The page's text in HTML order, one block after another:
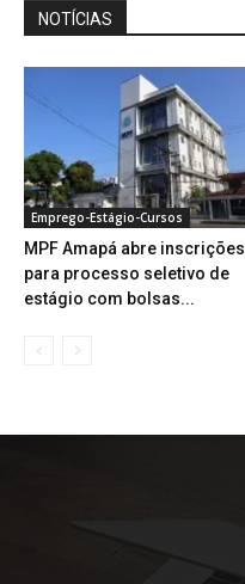
NOTÍCIAS
Emprego-Estágio-Cursos
MPF Amapá abre inscrições
para processo seletivo de
estágio com bolsas...